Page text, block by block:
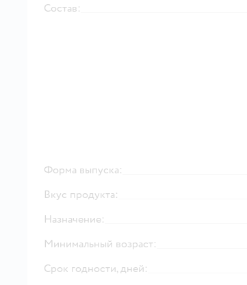
Состав:
Форма выпуска:
Вкус продукта:
Назначение:
Минимальный возраст:
Срок годности, дней: